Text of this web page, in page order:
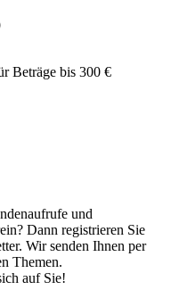
Beträge bis 300 €
und
Dann registrieren Sie
Wir senden Ihnen per
Themen.
auf Sie!